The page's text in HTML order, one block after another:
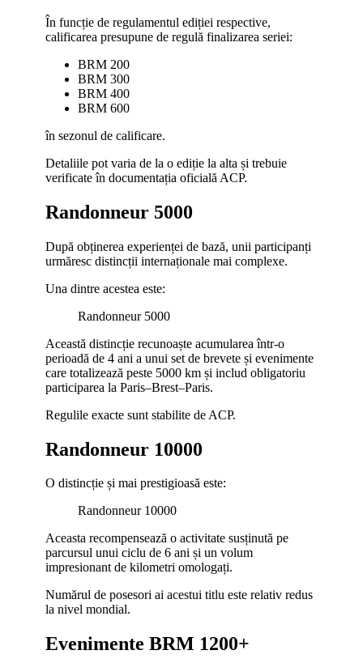
În funcție de regulamentul ediției respective,
calificarea presupune de regulă finalizarea seriei:
BRM 200
BRM 300
BRM 400
BRM 600
în sezonul de calificare.
Detaliile pot varia de la o ediție la alta și trebuie
verificate în documentația oficială ACP.
Randonneur 5000
După obținerea experienței de bază, unii participanți
urmăresc distincții internaționale mai complexe.
Una dintre acestea este:
Randonneur 5000
Această distincție recunoaște acumularea într-o
perioadă de 4 ani a unui set de brevete și evenimente
care totalizează peste 5000 km și includ obligatoriu
participarea la Paris–Brest–Paris.
Regulile exacte sunt stabilite de ACP.
Randonneur 10000
O distincție și mai prestigioasă este:
Randonneur 10000
Aceasta recompensează o activitate susținută pe
parcursul unui ciclu de 6 ani și un volum
impresionant de kilometri omologați.
Numărul de posesori ai acestui titlu este relativ redus
la nivel mondial.
Evenimente BRM 1200+